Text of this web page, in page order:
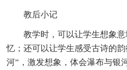
教后小记
教学时，可以让学生想象
忆；还可以让学生感受古诗的
河”，激发想象，体会瀑布与银